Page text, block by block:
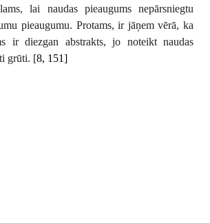
lai naudas pieaugums nepārsniegtu
pieaugumu. Protams, ir jāņem vērā, ka
ir diezgan abstrakts, jo noteikt naudas
grūti. [8, 151]